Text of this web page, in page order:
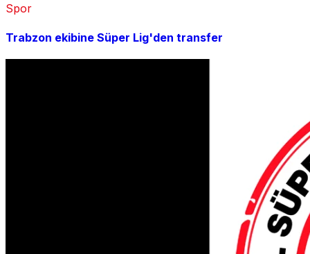
Spor
Trabzon ekibine Süper Lig'den transfer